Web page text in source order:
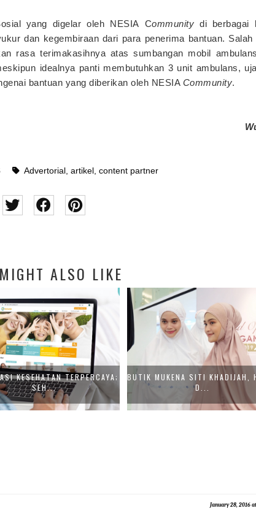
yang digelar oleh NESIA Community di berbagai
dan kegembiraan dari para penerima bantuan. Salah
rasa terimakasihnya atas sumbangan mobil
idealnya panti membutuhkan 3 unit ambulans,
bantuan yang diberikan oleh NESIA Community.
Advertorial artikel content partner
ALSO LIKE
KESEHATAN TERPERCAYA;
SEH...
BUTIK MUKENA SITI KHADIJAH,
D...
January 28, 2016